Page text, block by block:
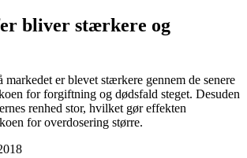
bliver stærkere og
er blevet stærkere gennem de senere
for forgiftning og dødsfald steget. Desuden
renhed stor, hvilket gør effekten
for overdosering større.